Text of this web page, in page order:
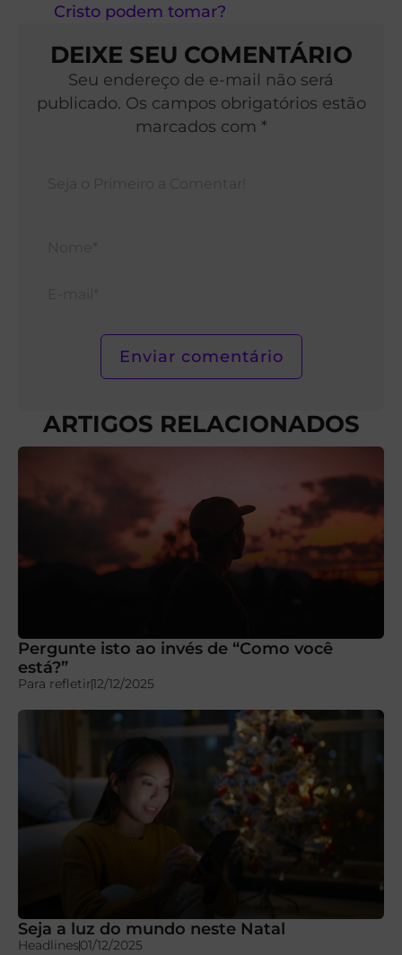
Cristo podem tomar?
DEIXE SEU COMENTÁRIO
Seu endereço de e-mail não será
publicado. Os campos obrigatórios estão
marcados com *
ARTIGOS RELACIONADOS
Pergunte isto ao invés de “Como você
está?”
Para refletir12/12/2025
Seja a luz do mundo neste Natal
Headlines01/12/2025